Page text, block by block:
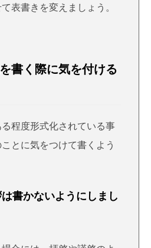
表書きを変えましょう。
書く際に気を付ける
程度形式化されている事
とに気をつけて書くよう
書かないようにしまし